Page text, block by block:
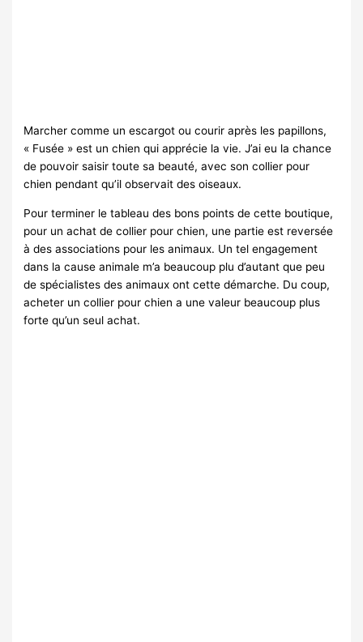
Marcher comme un escargot ou courir après les papillons,
« Fusée » est un chien qui apprécie la vie. J’ai eu la chance
de pouvoir saisir toute sa beauté, avec son collier pour
chien pendant qu’il observait des oiseaux.
Pour terminer le tableau des bons points de cette boutique,
pour un achat de collier pour chien, une partie est reversée
à des associations pour les animaux. Un tel engagement
dans la cause animale m’a beaucoup plu d’autant que peu
de spécialistes des animaux ont cette démarche. Du coup,
acheter un collier pour chien a une valeur beaucoup plus
forte qu’un seul achat.